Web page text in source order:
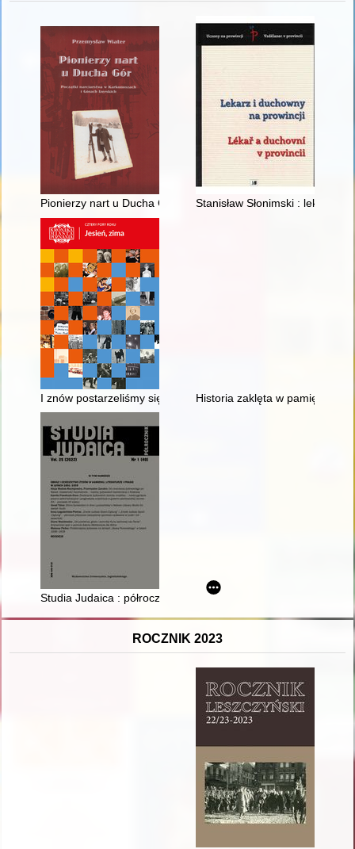
Pionierzy nart u Ducha Gór : początki narciarstwa w
Stanisław Słonimski : lekarz,
I znów postarzeliśmy się o rok, czyli Jak poznaniacy
Historia zaklęta w pamięci :
Studia Judaica : półrocznik. Vol. 25, nr 1 (2022)
ROCZNIK 2023